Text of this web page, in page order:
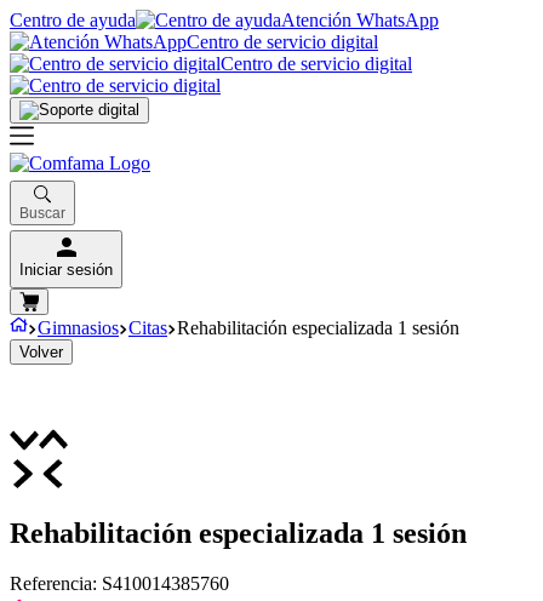
Centro de ayuda
Atención WhatsApp
Centro de servicio digital
Centro de servicio digital
Buscar
Iniciar sesión
Gimnasios Citas Rehabilitación especializada 1 sesión
Volver
Rehabilitación especializada 1 sesión
Referencia: S410014385760